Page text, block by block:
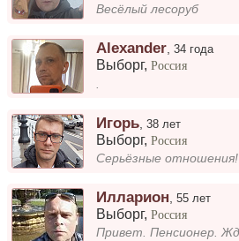
Весёлый лесоруб
Alexander,34 года
Выборг,Россия
Игорь ,38 лет
Выборг,Россия
Серьёзные отношения!
Илларион ,55 лет
Выборг,Россия